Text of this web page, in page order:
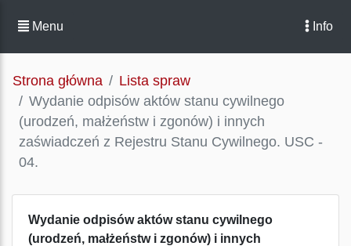
Menu Info
Strona główna
Lista spraw
Wydanie odpisów aktów stanu cywilnego
(urodzeń, małżeństw i zgonów) i innych
zaświadczeń z Rejestru Stanu Cywilnego. USC -
04.
Wydanie odpisów aktów stanu cywilnego
(urodzeń, małżeństw i zgonów) i innych